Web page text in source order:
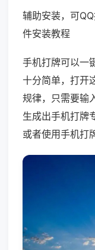
辅助安装，可
件安装教程
手机打牌可以一
十分简单，打开
规律，只需要输
生成出手机打牌
或者使用手机打